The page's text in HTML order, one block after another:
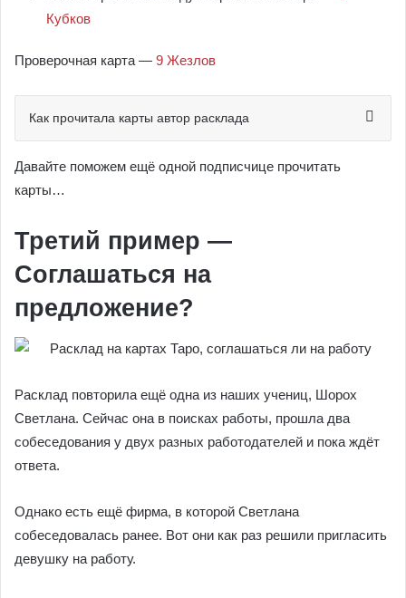
Кубков
Проверочная карта — 9 Жезлов
Как прочитала карты автор расклада
Давайте поможем ещё одной подписчице прочитать
карты…
Третий пример —
Соглашаться на
предложение?
Расклад повторила ещё одна из наших учениц, Шорох
Светлана. Сейчас она в поисках работы, прошла два
собеседования у двух разных работодателей и пока ждёт
ответа.
Однако есть ещё фирма, в которой Светлана
собеседовалась ранее. Вот они как раз решили пригласить
девушку на работу.